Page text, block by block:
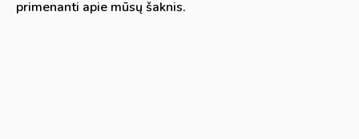
primenanti apie mūsų šaknis.